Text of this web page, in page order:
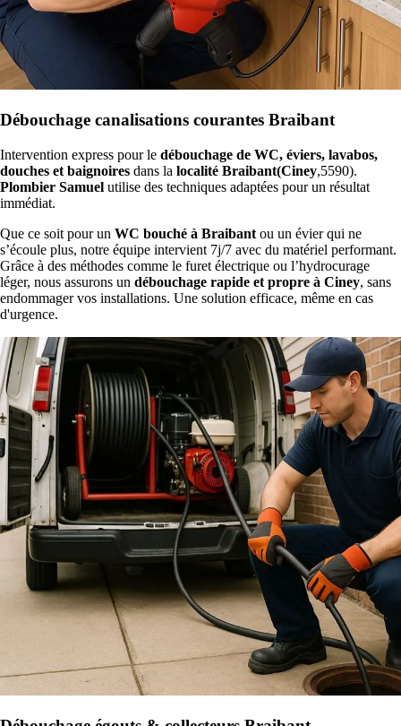
Débouchage canalisations courantes Braibant
Intervention express pour le débouchage de WC, éviers, lavabos,
douches et baignoires dans la localité Braibant(Ciney,5590).
Plombier Samuel utilise des techniques adaptées pour un résultat
immédiat.
Que ce soit pour un WC bouché à Braibant ou un évier qui ne
s’écoule plus, notre équipe intervient 7j/7 avec du matériel performant.
Grâce à des méthodes comme le furet électrique ou l’hydrocurage
léger, nous assurons un débouchage rapide et propre à Ciney, sans
endommager vos installations. Une solution efficace, même en cas
d'urgence.